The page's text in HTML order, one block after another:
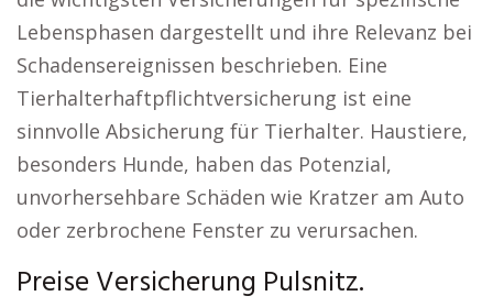
Lebensphasen dargestellt und ihre Relevanz bei
Schadensereignissen beschrieben. Eine
Tierhalterhaftpflichtversicherung ist eine
sinnvolle Absicherung für Tierhalter. Haustiere,
besonders Hunde, haben das Potenzial,
unvorhersehbare Schäden wie Kratzer am Auto
oder zerbrochene Fenster zu verursachen.
Preise Versicherung Pulsnitz.